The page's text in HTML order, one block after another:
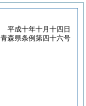
平成十年十月十四日
青森県条例第四十六号